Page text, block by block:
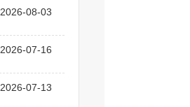
2026-08-03
2026-07-16
2026-07-13